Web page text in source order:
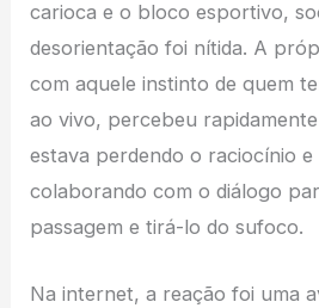
carioca e o bloco esportivo,
desorientação foi nítida. A
com aquele instinto de quem
ao vivo, percebeu
estava perdendo o raciocínio
colaborando com o diálogo
passagem e tirá-lo do sufoco.
Na internet, a reação foi uma